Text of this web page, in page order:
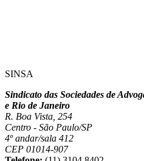
SINSA
Sindicato das Sociedades de
e Rio de Janeiro
R. Boa Vista, 254
Centro - São Paulo/SP
4º andar/sala 412
CEP 01014-907